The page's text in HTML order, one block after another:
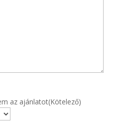
az ajánlatot(Kötelező)